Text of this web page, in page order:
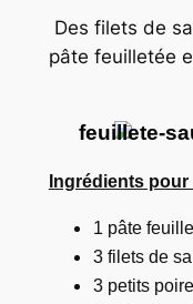
Des filets de
pâte feuilletée
Ingrédients
1 pâte
3 filets de
3 petits